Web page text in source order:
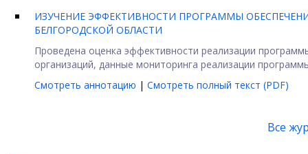
ИЗУЧЕНИЕ ЭФФЕКТИВНОСТИ ПРОГРАММЫ
БЕЛГОРОДСКОЙ ОБЛАСТИ
Проведена оценка эффективности реализации
организаций, данные мониторинга реализации
Смотреть аннотацию | Смотреть полный текст (PDF)
Все